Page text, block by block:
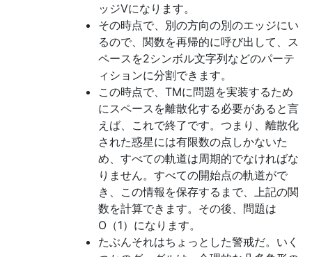
ッジVになります。
その時点で、別の方向の別のエッジにい
るので、関数を再帰的に呼び出して、ス
ペースを2シンボル文字列などのパーテ
ィションに分割できます。
この時点で、TMに問題を実装するため
にスペースを離散化する必要があると言
えば、これで終了です。つまり、離散化
された惑星には有限数の点しかないた
め、すべての軌道は周期的でなければな
りません。すべての開始点の軌道がで
き、この情報を保存するまで、上記の関
数を計算できます。その後、問題は
O（1）になります。
たぶんそれはちょっとした警戒だ。いく